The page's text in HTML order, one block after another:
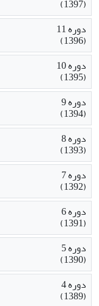
(1397)
دوره 11
(1396)
دوره 10
(1395)
دوره 9
(1394)
دوره 8
(1393)
دوره 7
(1392)
دوره 6
(1391)
دوره 5
(1390)
دوره 4
(1389)